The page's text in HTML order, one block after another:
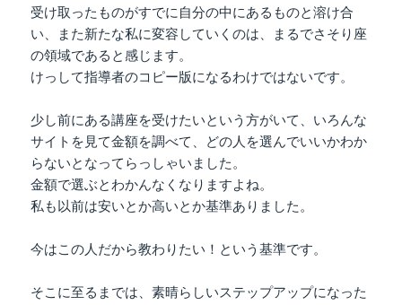
受け取ったものがすでに自分の中にあるものと溶け合
い、また新たな私に変容していくのは、まるでさそり座
の領域であると感じます。
けっして指導者のコピー版になるわけではないです。
少し前にある講座を受けたいという方がいて、いろんな
サイトを見て金額を調べて、どの人を選んでいいかわか
らないとなってらっしゃいました。
金額で選ぶとわかんなくなりますよね。
私も以前は安いとか高いとか基準ありました。
今はこの人だから教わりたい！という基準です。
そこに至るまでは、素晴らしいステップアップになった